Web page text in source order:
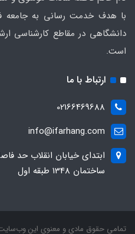
با هدف خدمت رسانی به جامعه
دانشگاهی در مقاطع کارشناسی
است.
ارتباط با ما
02166469688
info@ifarhang.com
ساختمان 1348 طبقه اول
تمامی حقوق مادی و معنوی این